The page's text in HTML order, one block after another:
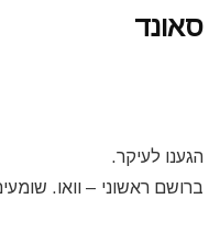
סאונד
הגענו לעיקר.
ברושם ראשוני – וואו.